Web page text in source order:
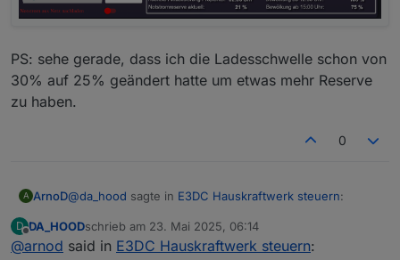
PS: sehe gerade, dass ich die Ladesschwelle schon von
30% auf 25% geändert hatte um etwas mehr Reserve
zu haben.
0
A ArnoD@da_hood sagte in E3DC Hauskraftwerk steuern:
Könntest du denn vielleicht eine "User
D
Offline
DA_HOODschrieb am 23. Mai 2025, 06:14
zuletzt editiert von
@arnod said in E3DC Hauskraftwerk steuern: